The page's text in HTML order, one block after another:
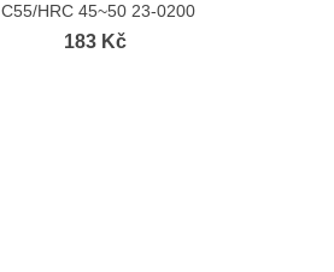
C55/HRC 45~50 23-0200
183 Kč